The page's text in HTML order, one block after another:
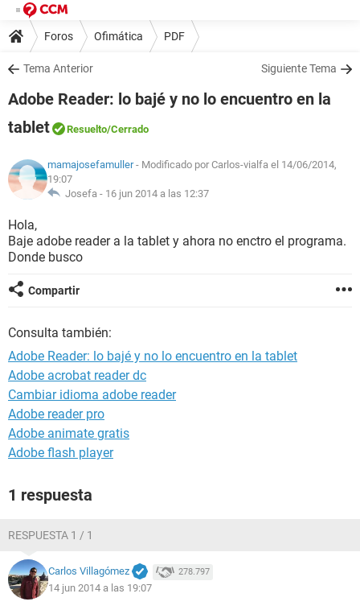
Foros Ofimática PDF
Tema Anterior Siguiente Tema
Adobe Reader: lo bajé y no lo encuentro en la
tablet
Resuelto/Cerrado
mamajosefamuller- Modificado por Carlos-vialfa el 14/06/2014,
19:07
Josefa - 16 jun 2014 a las 12:37
Hola,
Baje adobe reader a la tablet y ahora no enctro el programa.
Donde busco
Compartir
Consulta también:
Adobe Reader: lo bajé y no lo encuentro en la tablet
Adobe acrobat reader dc
Cambiar idioma adobe reader
Adobe reader pro
Adobe animate gratis
Adobe flash player
1 respuesta
RESPUESTA 1 / 1
Carlos Villagómez 278.797
14 jun 2014 a las 19:07